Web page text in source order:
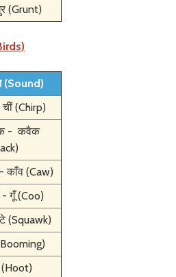
(Grunt)
(Sound)
चीं (Chirp)
- कवैक
काँव (Caw)
- गूँ (Coo)
(Squawk)
(Hoot)